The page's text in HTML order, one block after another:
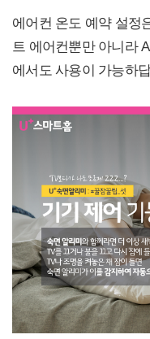
에어컨 온도 예약 설정
트 에어컨뿐만 아니라
에서도 사용이 가능하